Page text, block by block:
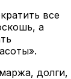
все
а
долги,